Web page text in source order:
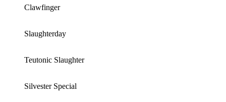
Clawfinger
Slaughterday
Teutonic Slaughter
Silvester Special